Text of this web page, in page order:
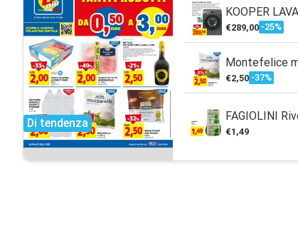
Di tendenza
KOOPER
€289,00 -25%
Montefelice
€2,50 -37%
FAGIOLINI
€1,49